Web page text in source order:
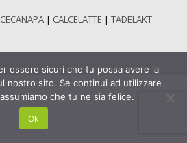
| CALCELATTE | TADELAKT
essere sicuri che tu possa avere la
nostro sito. Se continui ad utilizzare
che tu ne sia felice.
Ok